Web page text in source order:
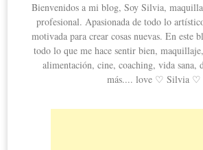
Bienvenidos a mi blog, Soy Silvia,
profesional. Apasionada de todo lo
motivada para crear cosas nuevas. En este
todo lo que me hace sentir bien,
alimentación, cine, coaching, vida sana,
más.... love ♡ Silvia ♡